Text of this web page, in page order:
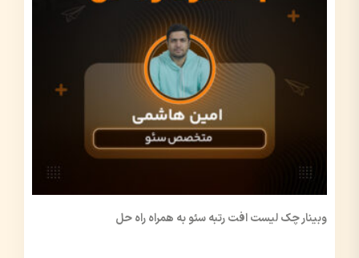
وبینار چک لیست افت رتبه سئو به همراه راه حل